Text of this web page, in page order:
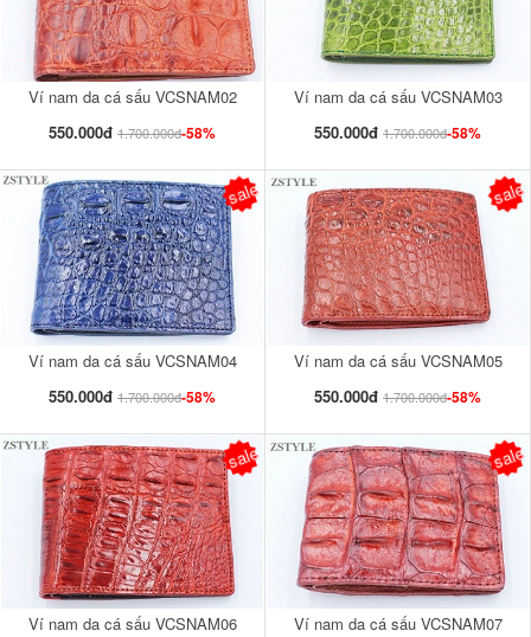
Ví nam da cá sấu VCSNAM02
550.000đ 1.700.000đ-58%
Ví nam da cá sấu VCSNAM03
550.000đ 1.700.000đ-58%
Ví nam da cá sấu VCSNAM04
550.000đ 1.700.000đ-58%
sale
Ví nam da cá sấu VCSNAM05
550.000đ 1.700.000đ-58%
sale
Ví nam da cá sấu VCSNAM06
sale
Ví nam da cá sấu VCSNAM07
sale